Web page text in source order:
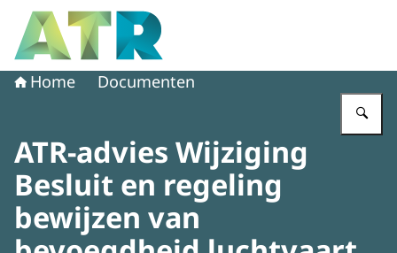
Naar de homepage van Adviescollege toetsing regeldruk
Home Documenten
ATR-advies Wijziging
Besluit en regeling
bewijzen van